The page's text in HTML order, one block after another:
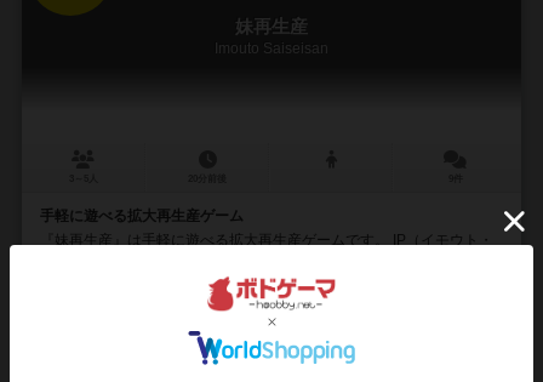
妹再生産
Imouto Saiseisan
手軽に遊べる拡大再生産ゲーム
『妹再生産』は手軽に遊べる拡大再生産ゲームです。 IP（イモウト・
を増やしましょう。 誰よりも早く妹を増やし...
経験あり